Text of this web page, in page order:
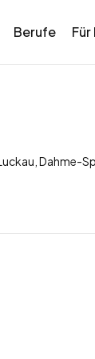
Berufe
Dahme-